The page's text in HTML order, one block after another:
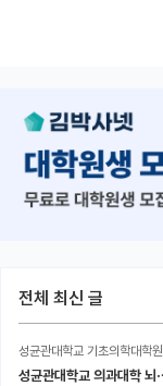
전체 최신 글
성균관대학교 기초의학대학
성균관대학교 의과대학 뇌